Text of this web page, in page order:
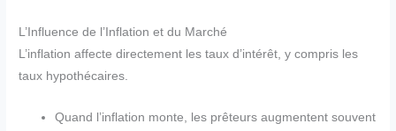
L’Influence de l’Inflation et du Marché
L’inflation affecte directement les taux d’intérêt, y compris les
taux hypothécaires.
Quand l’inflation monte, les prêteurs augmentent souvent